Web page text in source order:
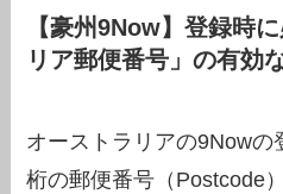
【豪州9Now】登録時
リア郵便番号」の有効
オーストラリアの9Now
桁の郵便番号（Postcode